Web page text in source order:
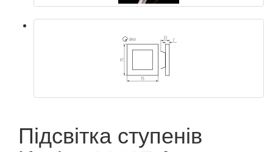
Підсвітка ступенів